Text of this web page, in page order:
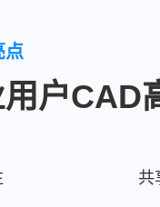
点
户CAD
共